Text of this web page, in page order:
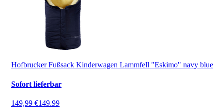
Hofbrucker Fußsack Kinderwagen Lammfell "Eskimo" navy blue
Sofort lieferbar
149,99 €149.99